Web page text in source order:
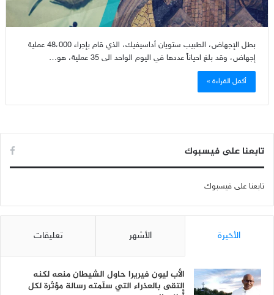
بطل الإجهاض، الطبيب ستويان أداسيفيك، الذي قام بإجراء 48،000 عملية
إجهاض، وقد بلغ احياناً عددها في اليوم الواحد الى 35 عملية، هو…
أكمل القراءة »
تابعنا على فيسبوك
تابعنا على فيسبوك
الأخيرة الأشهر تعليقات
الأب ليون فيريرا حاول الشيطان منعه لكنه
إلتقى بالعذراء التي سلّمته رسالة مؤثّرة لكل